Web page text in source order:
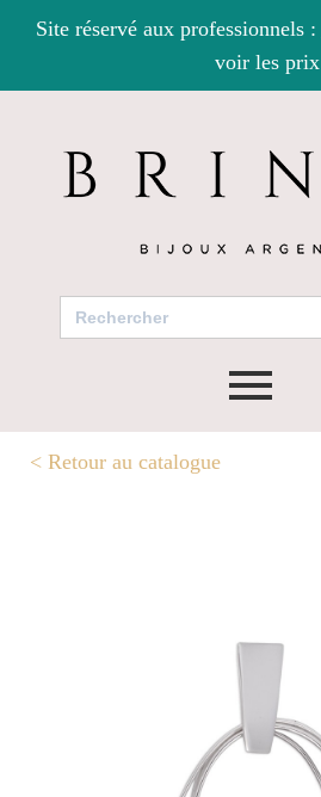
Site réservé aux professionnels :
voir les prix
Search
for:
< Retour au catalogue